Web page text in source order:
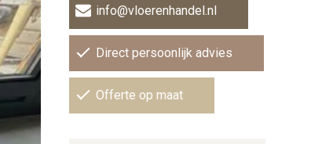
info@vloerenhandel.nl
Direct persoonlijk advies
Offerte op maat